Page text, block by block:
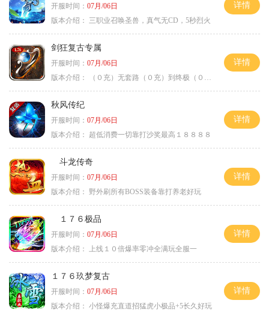
开服时间： 07月/06日
版本介绍：
三职业召唤圣兽，真气无CD，5秒烈火
详情
剑狂复古专属
开服时间： 07月/06日
版本介绍：
（０充）无套路（０充）到终极（０充）爽
详情
秋风传纪
开服时间： 07月/06日
版本介绍：
超低消费一切靠打沙奖最高１８８８８
详情
斗龙传奇
开服时间： 07月/06日
版本介绍：
野外刷所有BOSS装备靠打养老好玩
详情
１７６极品
开服时间： 07月/06日
版本介绍：
上线１０倍爆率零冲全满玩全服一
详情
１７６玖梦复古
开服时间： 07月/06日
版本介绍： 小怪爆充直道招猛虎小极品+5长久好玩
详情